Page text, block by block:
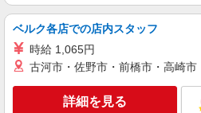
ベルク各店での店内スタッフ
時給 1,065円
古河市・佐野市・前橋市・高崎
詳細を見る